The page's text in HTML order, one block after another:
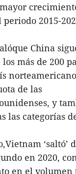
2015-
China
más de 200
de las
y
las categorías
‘saltó’
en 2020,
en el volumen